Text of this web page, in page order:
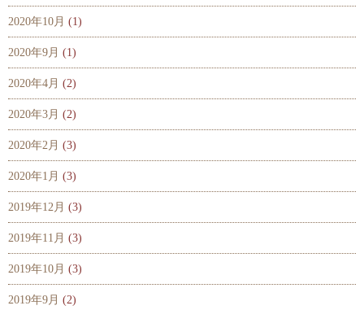
2020年10月 (1)
2020年9月 (1)
2020年4月 (2)
2020年3月 (2)
2020年2月 (3)
2020年1月 (3)
2019年12月 (3)
2019年11月 (3)
2019年10月 (3)
2019年9月 (2)